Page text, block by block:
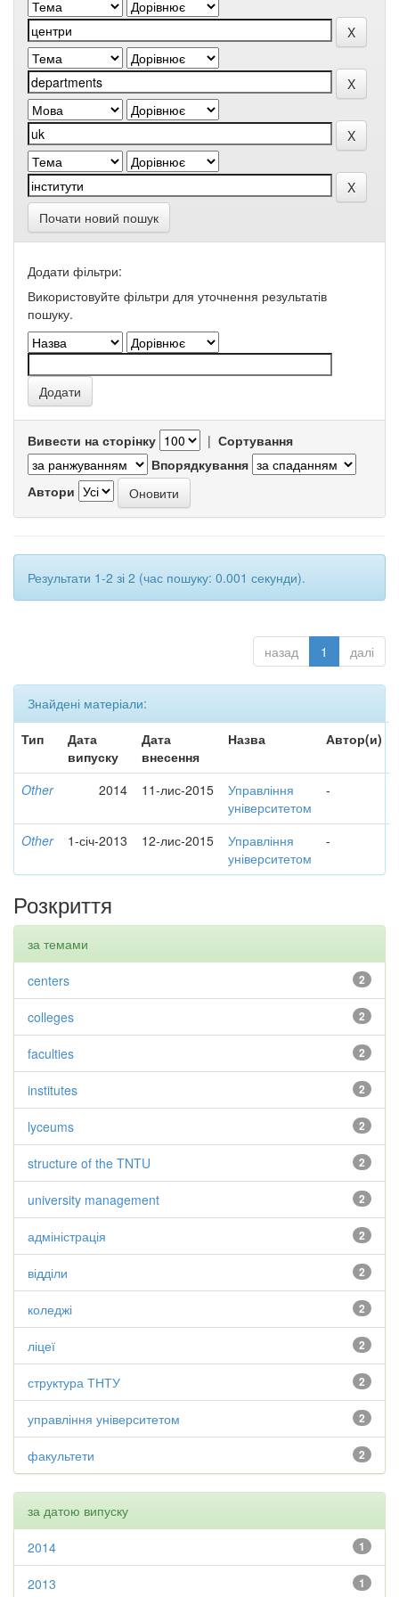
Почати новий пошук
Додати фільтри:
Використовуйте фільтри для уточнення результатів
пошуку.
Вивести на сторінку | Сортування
Впорядкування
Автори
Результати 1-2 зі 2 (час пошуку: 0.001 секунди).
назад 1 далі
Знайдені матеріали:
Тип
Дата
випуску
Дата
внесення
Назва Автор(и)
Other 2014 11-лис-2015
Управління
університетом
-
Other 1-січ-2013 12-лис-2015
Управління
університетом
-
Розкриття
за темами
2
centers
2
colleges
2
faculties
2
institutes
2
lyceums
2
structure of the TNTU
2
university management
2
адміністрація
2
відділи
2
коледжі
2
ліцеї
2
структура ТНТУ
2
управління університетом
2
факультети
за датою випуску
1
2014
1
2013